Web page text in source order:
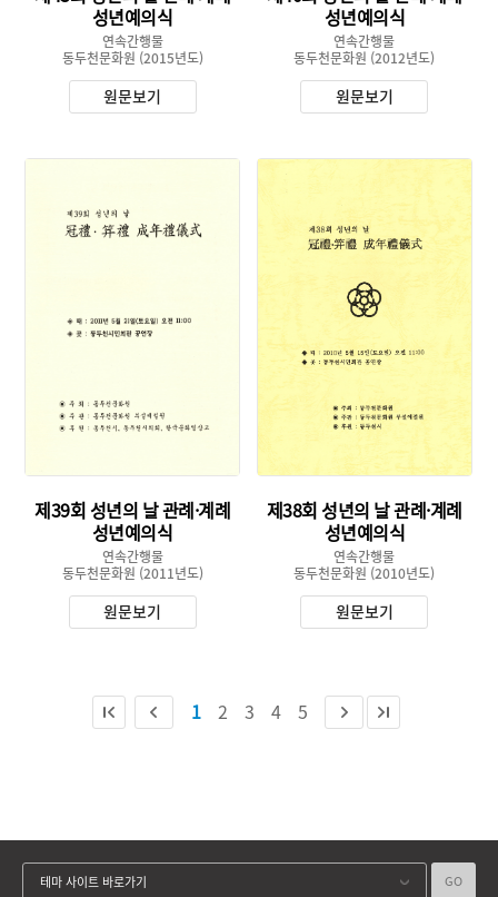
성년예의식
연속간행물
동두천문화원 (2015년도)
원문보기
성년예의식
연속간행물
동두천문화원 (2012년도)
원문보기
소장 :
제39회 성년의 날 관례·계례
성년예의식
연속간행물
동두천문화원 (2011년도)
원문보기
제38회 성년의 날 관례·계례
성년예의식
연속간행물
동두천문화원 (2010년도)
원문보기
1 2 3 4 5
테마 사이트 바로가기 GO